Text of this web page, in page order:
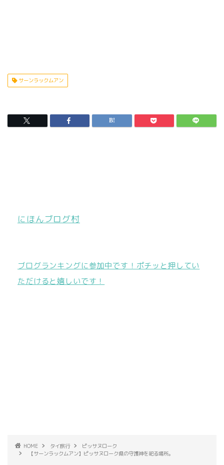
サーンラックムアン
にほんブログ村
ブログランキングに参加中です！ポチッと押してい
ただけると嬉しいです！
HOME タイ旅行
ピッサヌローク
【サーンラックムアン】ピッサヌローク県の守護神を祀る場所。